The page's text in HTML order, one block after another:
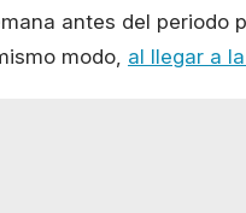
antes del periodo
modo, al llegar a